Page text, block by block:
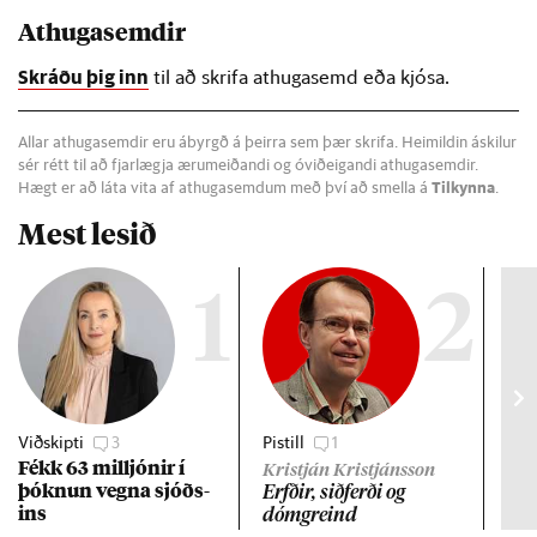
Athugasemdir
Skráðu þig inn til að skrifa athugasemd eða kjósa.
Allar athugasemdir eru ábyrgð á þeirra sem þær skrifa. Heimildin áskilur
sér rétt til að fjarlægja ærumeiðandi og óviðeigandi athugasemdir.
Hægt er að láta vita af athugasemdum með því að smella á Tilkynna
Mest lesið
1
Viðskipti 3
Fékk 63 millj­ón­ir í
þókn­un vegna sjóðs­
ins
2
Pistill 1
Kristján Kristjánsson
Erfð­ir, sið­ferði og
dómgreind